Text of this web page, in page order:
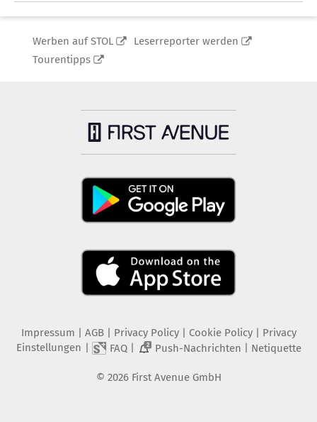
Werben auf STOL
Leserreporter werden
Tourentipps
Impressum | AGB | Privacy Policy| Cookie Policy| Privacy
Einstellungen | FAQ| 2 Push-Nachrichten | Netiquette
© 2026 First Avenue GmbH